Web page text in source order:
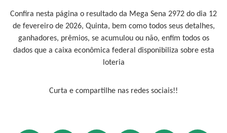
Confira nesta página o resultado da Mega Sena 2972 do dia 12
de fevereiro de 2026, Quinta, bem como todos seus detalhes,
ganhadores, prêmios, se acumulou ou não, enfim todos os
dados que a caixa econômica federal disponibiliza sobre esta
loteria
Curta e compartilhe nas redes sociais!!